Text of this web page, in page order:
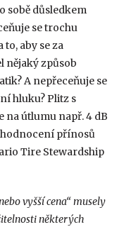
sobě důsledkem
se trochu
aby se za
nějaký způsob
A nepřeceňuje se
hluku? Plitz s
na útlumu např. 4 dB
hodnocení přínosů
Tire Stewardship
vyšší cena“ musely
některých